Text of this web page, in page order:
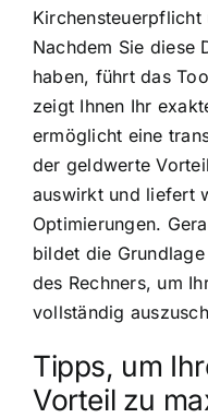
Kirchensteuerpflicht
Nachdem Sie diese
haben, führt das
zeigt Ihnen Ihr
ermöglicht eine
der geldwerte
auswirkt und liefert
Optimierungen.
bildet die
des Rechners, um
vollständig
Tipps, um
Vorteil zu